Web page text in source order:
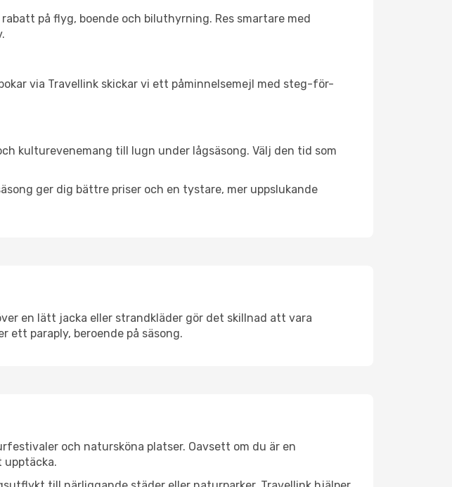
på flyg, boende och biluthyrning. Res smartare med
via Travellink skickar vi ett påminnelsemejl med steg-för-
kulturevenemang till lugn under lågsäsong. Välj den tid som
ger dig bättre priser och en tystare, mer uppslukande
en lätt jacka eller strandkläder gör det skillnad att vara
ett paraply, beroende på säsong.
och natursköna platser. Oavsett om du är en